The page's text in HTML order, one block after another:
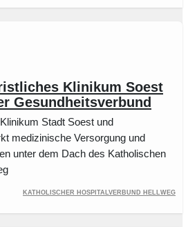
Klinikum Soest
Gesundheitsverbund
Stadt Soest und
medizinische Versorgung und
unter dem Dach des Katholischen
Katholischer Hospitalverbund Hellweg